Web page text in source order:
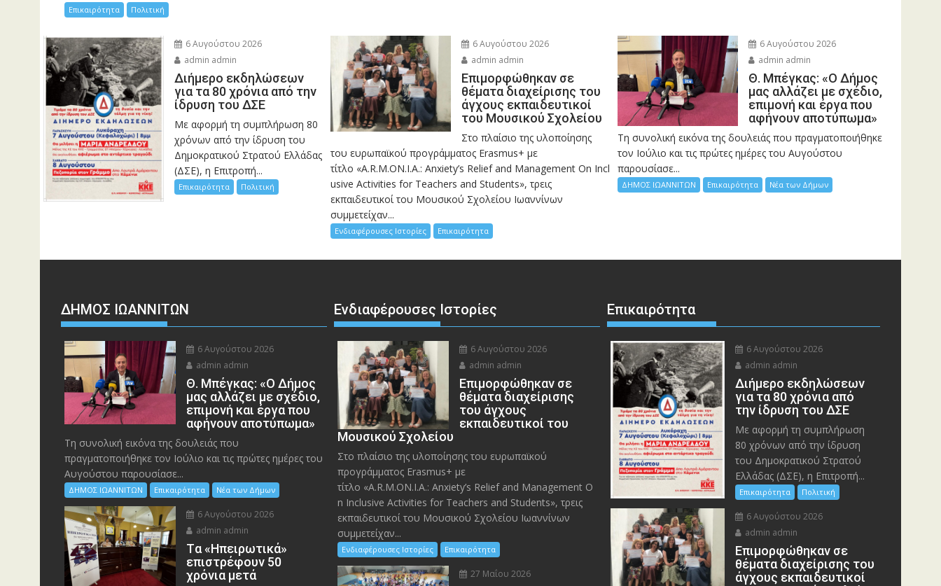
Επικαιρότητα Πολιτική
6 Αυγούστου 2026
admin admin
Διήμερο εκδηλώσεων
για τα 80 χρόνια από την
ίδρυση του ΔΣΕ
Με αφορμή τη συμπλήρωση 80
χρόνων από την ίδρυση του
Δημοκρατικού Στρατού Ελλάδας
(ΔΣΕ), η Επιτροπή...
Επικαιρότητα Πολιτική
6 Αυγούστου 2026
admin admin
Eπιμορφώθηκαν σε
θέματα διαχείρισης του
άγχους εκπαιδευτικοί
του Μουσικού Σχολείου
Στο πλαίσιο της υλοποίησης
του ευρωπαϊκού προγράμματος Erasmus+ με
τίτλο «A.R.M.ON.I.A.: Anxiety’s Relief and Management On Incl
usive Activities for Teachers and Students», τρεις
εκπαιδευτικοί του Μουσικού Σχολείου Ιωαννίνων
συμμετείχαν...
Ενδιαφέρουσες Ιστορίες Επικαιρότητα
6 Αυγούστου 2026
admin admin
Θ. Μπέγκας: «Ο Δήμος
μας αλλάζει με σχέδιο,
επιμονή και έργα που
αφήνουν αποτύπωμα»
Τη συνολική εικόνα της δουλειάς που πραγματοποιήθηκε
τον Ιούλιο και τις πρώτες ημέρες του Αυγούστου
παρουσίασε...
ΔΗΜΟΣ ΙΩΑΝΝΙΤΩΝ Επικαιρότητα Νέα των Δήμων
ΔΗΜΟΣ ΙΩΑΝΝΙΤΩΝ
6 Αυγούστου 2026
admin admin
Θ. Μπέγκας: «Ο Δήμος
μας αλλάζει με σχέδιο,
επιμονή και έργα που
αφήνουν αποτύπωμα»
Τη συνολική εικόνα της δουλειάς που
πραγματοποιήθηκε τον Ιούλιο και τις πρώτες ημέρες του
Αυγούστου παρουσίασε...
ΔΗΜΟΣ ΙΩΑΝΝΙΤΩΝ Επικαιρότητα Νέα των Δήμων
6 Αυγούστου 2026
admin admin
Tα «Ηπειρωτικά»
επιστρέφουν 50
χρόνια μετά
Ενδιαφέρουσες Ιστορίες
6 Αυγούστου 2026
admin admin
Eπιμορφώθηκαν σε
θέματα διαχείρισης
του άγχους
εκπαιδευτικοί του
Μουσικού Σχολείου
Στο πλαίσιο της υλοποίησης του ευρωπαϊκού
προγράμματος Erasmus+ με
τίτλο «A.R.M.ON.I.A.: Anxiety’s Relief and Management O
n Inclusive Activities for Teachers and Students», τρεις
εκπαιδευτικοί του Μουσικού Σχολείου Ιωαννίνων
συμμετείχαν...
Ενδιαφέρουσες Ιστορίες Επικαιρότητα
27 Μαΐου 2026
Επικαιρότητα
6 Αυγούστου 2026
admin admin
Διήμερο εκδηλώσεων
για τα 80 χρόνια από
την ίδρυση του ΔΣΕ
Με αφορμή τη συμπλήρωση
80 χρόνων από την ίδρυση
του Δημοκρατικού Στρατού
Ελλάδας (ΔΣΕ), η Επιτροπή...
Επικαιρότητα Πολιτική
6 Αυγούστου 2026
admin admin
Eπιμορφώθηκαν σε
θέματα διαχείρισης του
άγχους εκπαιδευτικοί